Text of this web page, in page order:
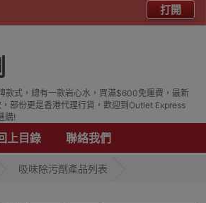
打開
款式，總有一款岩心水，買滿$600免運費，最新
部份更是香港代理行貨，歡迎到Outlet Express
購!
上目錄 聯絡我們
吸味除污劑產品列表